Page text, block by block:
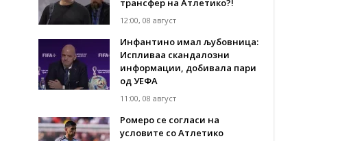
трансфер на Атлетико?!
12:00, 08 август
Инфантино имал љубовница:
Испливаа скандалозни
информации, добивала пари
од УЕФА
11:00, 08 август
Ромеро се согласи на
условите со Атлетико